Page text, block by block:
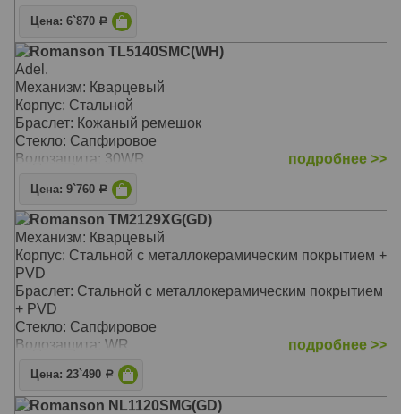
Цена: 6`870 Р
Romanson TL5140SMC(WH)
Adel.
Механизм: Кварцевый
Корпус: Стальной
Браслет: Кожаный ремешок
Стекло: Сапфировое
Водозащита: 30WR
подробнее >>
Цена: 9`760 Р
Romanson TM2129XG(GD)
Механизм: Кварцевый
Корпус: Стальной с металлокерамическим покрытием +
PVD
Браслет: Стальной с металлокерамическим покрытием
+ PVD
Стекло: Сапфировое
Водозащита: WR
подробнее >>
Цена: 23`490 Р
Romanson NL1120SMG(GD)